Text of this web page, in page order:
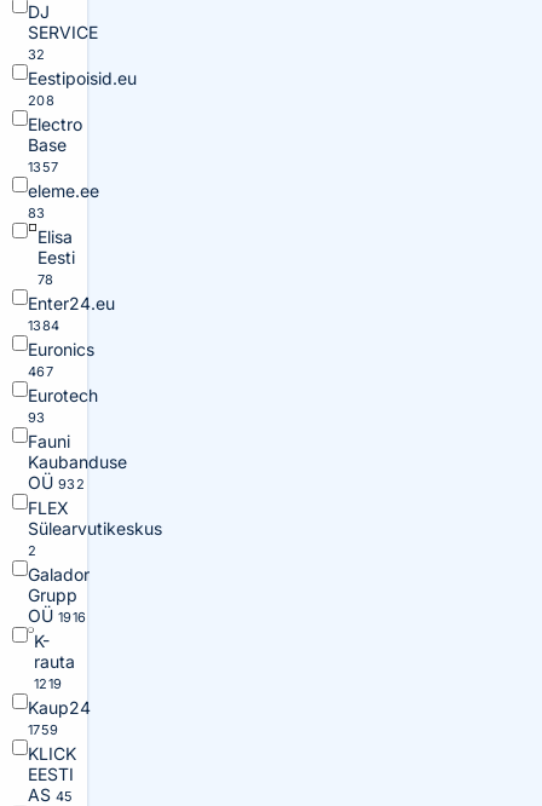
DJ
SERVICE
32
Eestipoisid.eu
208
Electro
Base
1357
eleme.ee
83
Elisa
Eesti
78
Enter24.eu
1384
Euronics
467
Eurotech
93
Fauni
Kaubanduse
OÜ 932
FLEX
Sülearvutikeskus
2
Galador
Grupp
OÜ 1916
K-
rauta
1219
Kaup24
1759
KLICK
EESTI
AS 45